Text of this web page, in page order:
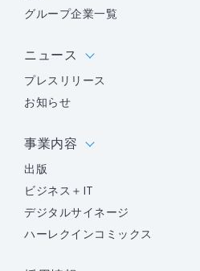
グループ企業一覧
ニュース
プレスリリース
お知らせ
事業内容
出版
ビジネス＋IT
デジタルサイネージ
ハーレクインコミックス